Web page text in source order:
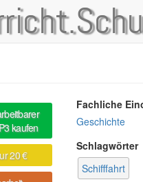
kaufen
20 €
Fachliche
Geschichte
Schlagwörter
Schifffahrt